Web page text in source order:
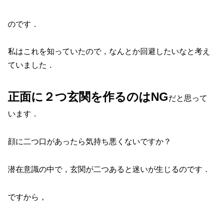
のです．
私はこれを知っていたので，なんとか回避したいなと考え
ていました．
正面に２つ玄関を作るのはNGだと思って
います．
顔に二つ口があったら気持ち悪くないですか？
潜在意識の中で，玄関が二つあると迷いが生じるのです．
ですから，